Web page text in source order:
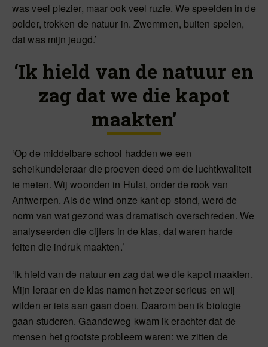
was veel plezier, maar ook veel ruzie. We speelden in de
polder, trokken de natuur in. Zwemmen, buiten spelen,
dat was mijn jeugd.’
‘Ik hield van de natuur en
zag dat we die kapot
maakten’
‘Op de middelbare school hadden we een
scheikundeleraar die proeven deed om de luchtkwaliteit
te meten. Wij woonden in Hulst, onder de rook van
Antwerpen. Als de wind onze kant op stond, werd de
norm van wat gezond was dramatisch overschreden. We
analyseerden die cijfers in de klas, dat waren harde
feiten die indruk maakten.’
‘Ik hield van de natuur en zag dat we die kapot maakten.
Mijn leraar en de klas namen het zeer serieus en wij
wilden er iets aan gaan doen. Daarom ben ik biologie
gaan studeren. Gaandeweg kwam ik erachter dat de
mensen het grootste probleem waren: we zitten de